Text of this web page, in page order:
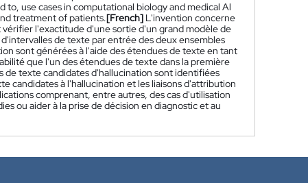
use cases in computational biology and medical Al
treatment of patients.[French] L'invention concerne
l'exactitude d'une sortie d'un grand modèle de
de texte par entrée des deux ensembles
sont générées à l'aide des étendues de texte en tant
que l'un des étendues de texte dans la première
de texte candidates d'hallucination sont identifiées
candidates à l'hallucination et les liaisons d'attribution
comprenant, entre autres, des cas d'utilisation
ou aider à la prise de décision en diagnostic et au